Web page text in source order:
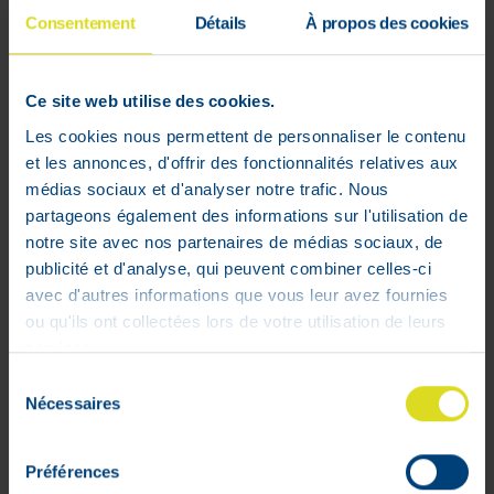
Consentement Détails À propos des cookies
Ce site web utilise des cookies.
Les cookies nous permettent de personnaliser le contenu
et les annonces, d'offrir des fonctionnalités relatives aux
médias sociaux et d'analyser notre trafic. Nous
partageons également des informations sur l'utilisation de
notre site avec nos partenaires de médias sociaux, de
publicité et d'analyse, qui peuvent combiner celles-ci
avec d'autres informations que vous leur avez fournies
ou qu'ils ont collectées lors de votre utilisation de leurs
services.
Nécessaires
Préférences
Convient aux adultes (>18+) souffrant
Convient également aux athlètes
Mesure les niveaux d’oxygène dans le
sang
Mesure la saturation en oxygène (%SpO2),
la fréquence cardiaque ainsi que la
tension différentielle1, afin d’obtenir une
vue d’ensemble claire de votre état
actuel.
Conforme aux normes européennes
obtenus dans le confort de votre